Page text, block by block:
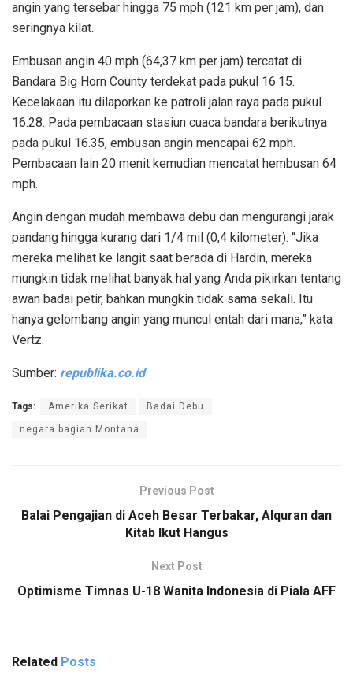
angin yang tersebar hingga 75 mph (121 km per jam), dan
seringnya kilat.
Embusan angin 40 mph (64,37 km per jam) tercatat di
Bandara Big Horn County terdekat pada pukul 16.15.
Kecelakaan itu dilaporkan ke patroli jalan raya pada pukul
16.28. Pada pembacaan stasiun cuaca bandara berikutnya
pada pukul 16.35, embusan angin mencapai 62 mph.
Pembacaan lain 20 menit kemudian mencatat hembusan 64
mph.
Angin dengan mudah membawa debu dan mengurangi jarak
pandang hingga kurang dari 1/4 mil (0,4 kilometer). “Jika
mereka melihat ke langit saat berada di Hardin, mereka
mungkin tidak melihat banyak hal yang Anda pikirkan tentang
awan badai petir, bahkan mungkin tidak sama sekali. Itu
hanya gelombang angin yang muncul entah dari mana,” kata
Vertz.
Sumber: republika.co.id
Tags: Amerika Serikat Badai Debu
negara bagian Montana
Previous Post
Balai Pengajian di Aceh Besar Terbakar, Alquran dan
Kitab Ikut Hangus
Next Post
Optimisme Timnas U-18 Wanita Indonesia di Piala AFF
Related Posts